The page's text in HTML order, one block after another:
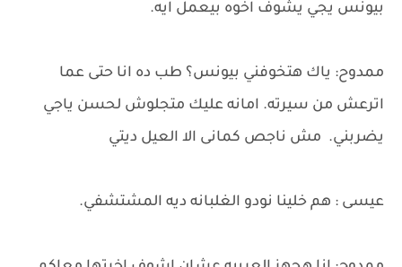
بيونس يجي يشوف اخوه بيعمل ايه.
ممدوح: ياك هتخوفني بيونس؟ طب ده انا حتى عما
اترعش من سيرته. امانه عليك متجلوش لحسن ياجي
يضربني. مش ناجص كمانى الا العيل ديتي
عيسى : هم خلينا نودو الغلبانه ديه المشتشفي.